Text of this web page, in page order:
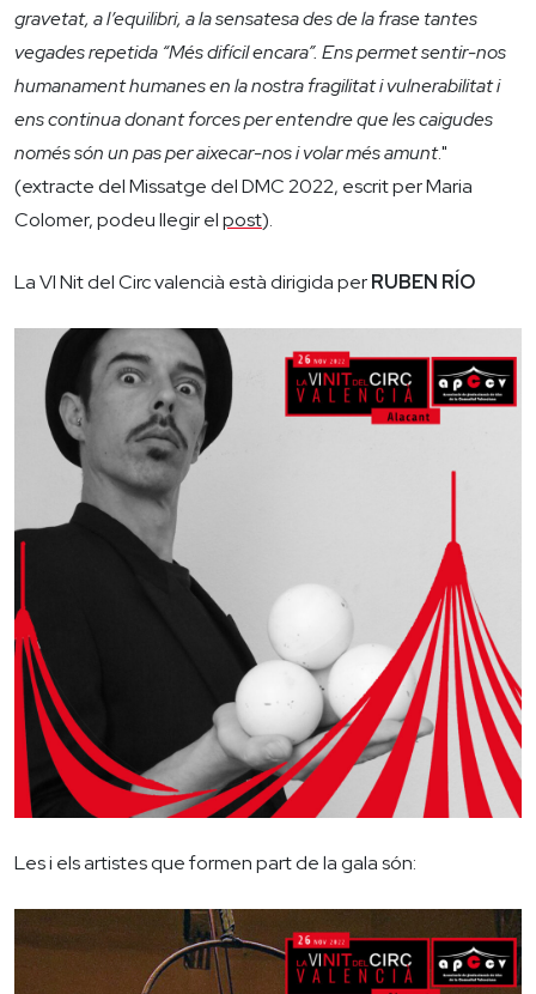
gravetat, a l’equilibri, a la sensatesa des de la frase tantes
vegades repetida “Més difícil encara”. Ens permet sentir-nos
humanament humanes en la nostra fragilitat i vulnerabilitat i
ens continua donant forces per entendre que les caigudes
només són un pas per aixecar-nos i volar més amunt."
(extracte del Missatge del DMC 2022, escrit per Maria
Colomer, podeu llegir elpost).
La VI Nit del Circ valencià està dirigida perRUBEN RÍO
Les i els artistes que formen part de la gala són: